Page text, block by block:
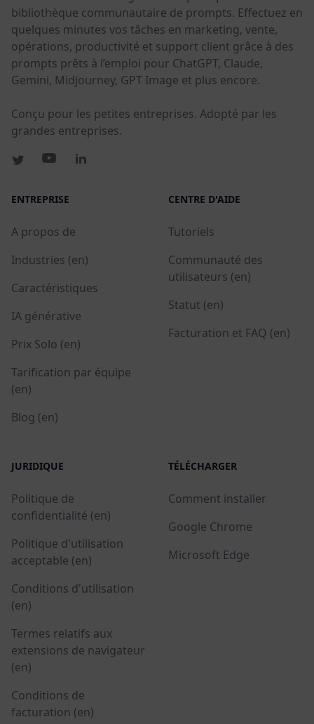
bibliothèque communautaire de prompts. Effectuez en
quelques minutes vos tâches en marketing, vente,
opérations, productivité et support client grâce à des
prompts prêts à l’emploi pour ChatGPT, Claude,
Gemini, Midjourney, GPT Image et plus encore.
Conçu pour les petites entreprises. Adopté par les
grandes entreprises.
ENTREPRISE
A propos de
Industries (en)
Caractéristiques
IA générative
Prix Solo (en)
Tarification par équipe
(en)
Blog (en)
CENTRE D'AIDE
Tutoriels
Communauté des
utilisateurs (en)
Statut (en)
Facturation et FAQ (en)
JURIDIQUE
Politique de
confidentialité (en)
Politique d'utilisation
acceptable (en)
Conditions d'utilisation
(en)
Termes relatifs aux
extensions de navigateur
(en)
Conditions de
facturation (en)
TÉLÉCHARGER
Comment installer
Google Chrome
Microsoft Edge